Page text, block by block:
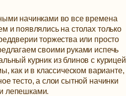
начинками во все времена
и появлялись на столах только
торжества или просто
своими руками испечь
курник из блинов с курицей
как и в классическом варианте,
тесто, а слои сытной начинки
лепешками.